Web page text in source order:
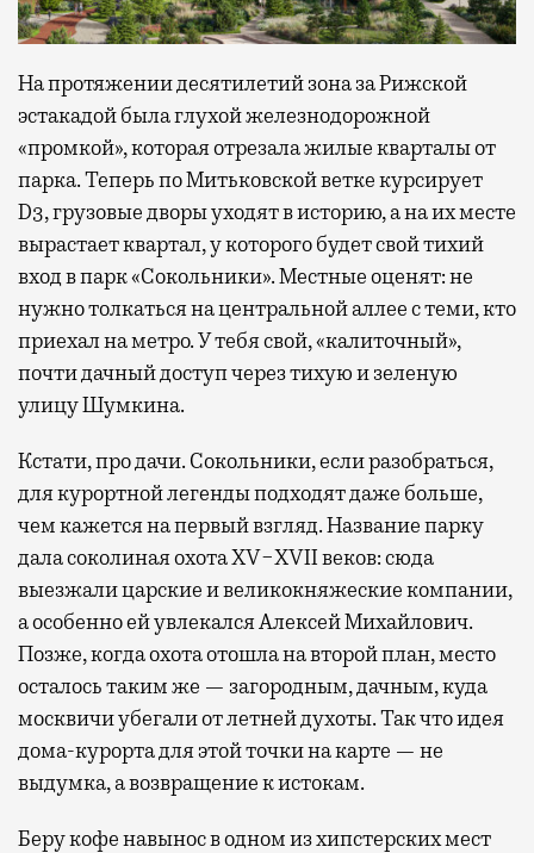
На протяжении десятилетий зона за Рижской
эстакадой была глухой железнодорожной
«промкой», которая отрезала жилые кварталы от
парка. Теперь по Митьковской ветке курсирует
D3, грузовые дворы уходят в историю, а на их месте
вырастает квартал, у которого будет свой тихий
вход в парк «Сокольники». Местные оценят: не
нужно толкаться на центральной аллее с теми, кто
приехал на метро. У тебя свой, «калиточный»,
почти дачный доступ через тихую и зеленую
улицу Шумкина.
Кстати, про дачи. Сокольники, если разобраться,
для курортной легенды подходят даже больше,
чем кажется на первый взгляд. Название парку
дала соколиная охота XV−XVII веков: сюда
выезжали царские и великокняжеские компании,
а особенно ей увлекался Алексей Михайлович.
Позже, когда охота отошла на второй план, место
осталось таким же — загородным, дачным, куда
москвичи убегали от летней духоты. Так что идея
дома-курорта для этой точки на карте — не
выдумка, а возвращение к истокам.
Беру кофе навынос в одном из хипстерских мест